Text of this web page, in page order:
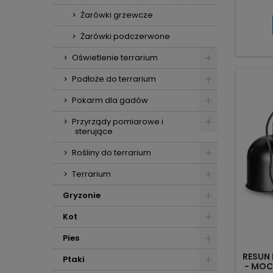
Żarówki grzewcze
Żarówki podczerwone
Oświetlenie terrarium
Podłoże do terrarium
Pokarm dla gadów
Przyrządy pomiarowe i
sterujące
Rośliny do terrarium
Terrarium
Gryzonie
Kot
Pies
Ptaki
–
-